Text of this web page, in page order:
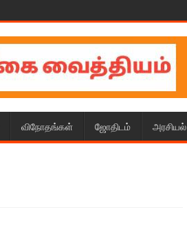
விநோதங்கள் ஜோதிடம் அரசியல்